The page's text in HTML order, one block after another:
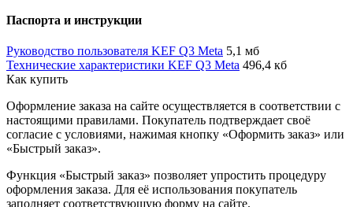
Паспорта и инструкции
Руководство пользователя KEF Q3 Meta 5,1 мб
Технические характеристики KEF Q3 Meta 496,4 кб
Как купить
Оформление заказа на сайте осуществляется в соответствии с
настоящими правилами. Покупатель подтверждает своё
согласие с условиями, нажимая кнопку «Оформить заказ» или
«Быстрый заказ».
Функция «Быстрый заказ» позволяет упростить процедуру
оформления заказа. Для её использования покупатель
заполняет соответствующую форму на сайте.